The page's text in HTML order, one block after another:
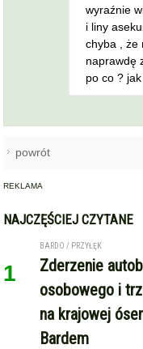
wyraźnie
i liny
chyba , że
naprawdę
po co ? jak
powrót
REKLAMA
NAJCZĘŚCIEJ CZYTANE
1
BARDO / PRZYŁĘK
Zderzenie
osobowego i
na krajowej
Bardem